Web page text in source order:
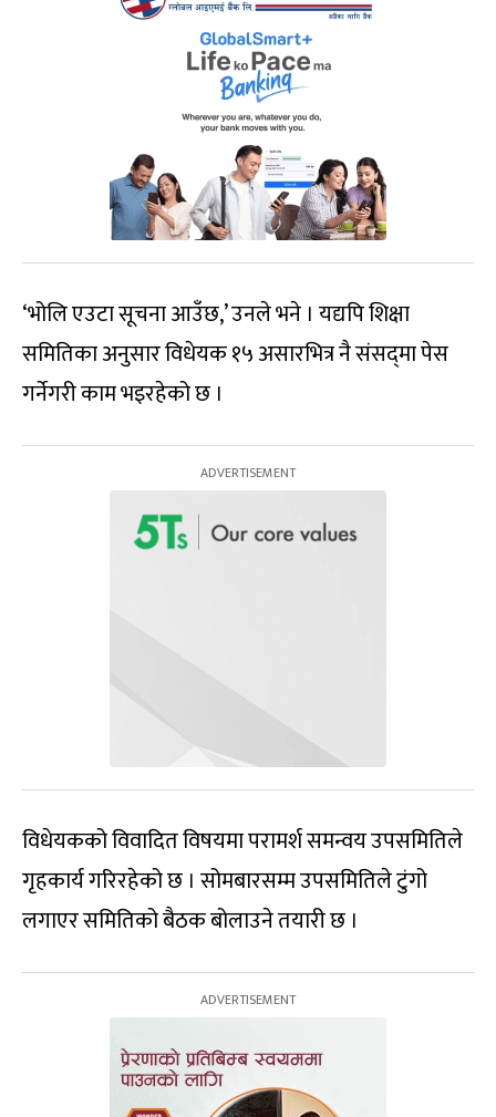
‘भोलि एउटा सूचना आउँछ,’ उनले भने । यद्यपि शिक्षा
समितिका अनुसार विधेयक १५ असारभित्र नै संसद्‍मा पेस
गर्नेगरी काम भइरहेको छ ।
विधेयकको विवादित विषयमा परामर्श समन्वय उपसमितिले
गृहकार्य गरिरहेको छ । सोमबारसम्म उपसमितिले टुंगो
लगाएर समितिको बैठक बोलाउने तयारी छ ।